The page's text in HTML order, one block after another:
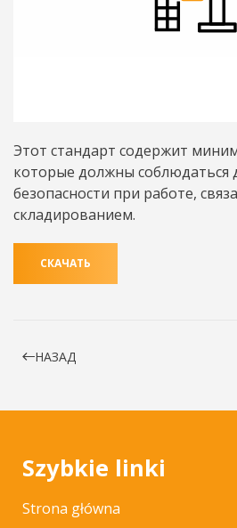
Этот стандарт содержит
которые должны соблюдаться
безопасности при работе,
складированием.
СКАЧАТЬ
НАЗАД
Szybkie linki
Strona główna